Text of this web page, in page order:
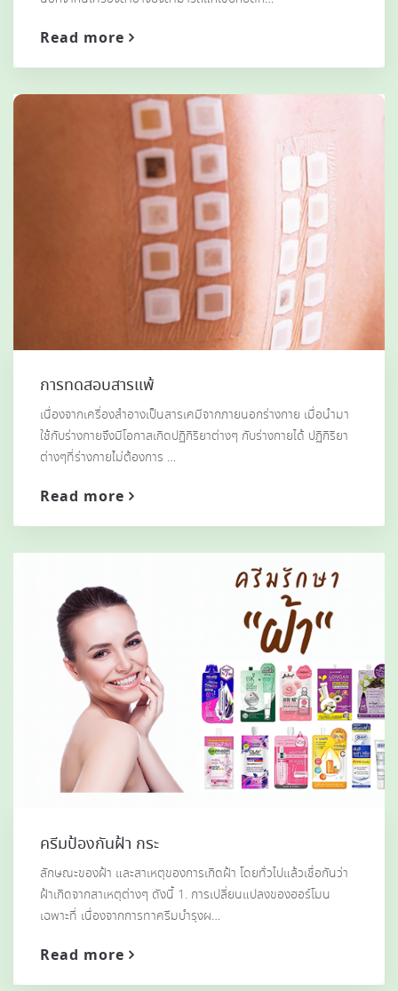
Read more
การทดสอบสารแพ้
เนื่องจากเครื่องสำอางเป็นสารเคมีจากภายนอกร่างกาย เมื่อนำมา
ใช้กับร่างกายจึงมีโอกาสเกิดปฏิกิริยาต่างๆ กับร่างกายได้ ปฏิกิริยา
ต่างๆที่ร่างกายไ่ม่ต้องการ …
Read more
ครีมป้องกันฝ้า กระ
ลักษณะของฝ้า และสาเหตุของการเกิดฝ้า โดยทั่วไปแล้วเชื่อกันว่า
ฝ้าเกิดจากสาเหตุต่างๆ ดังนี้ 1. การเปลี่ยนแปลงของฮอร์โมน
เฉพาะที่ เนื่องจากการทาครีมบำรุงผ…
Read more